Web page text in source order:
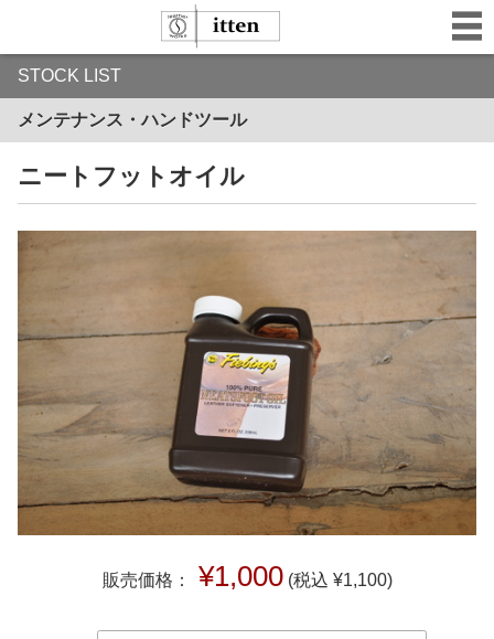
STOCK LIST
メンテナンス・ハンドツール
ニートフットオイル
販売価格： ¥1,000 (税込 ¥1,100)